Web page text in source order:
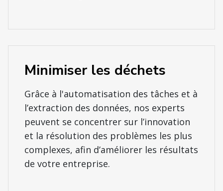
Minimiser les déchets
Grâce à l'automatisation des tâches et à
l’extraction des données, nos experts
peuvent se concentrer sur l’innovation
et la résolution des problèmes les plus
complexes, afin d’améliorer les résultats
de votre entreprise.